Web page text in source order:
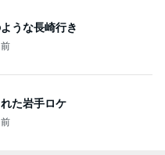
うな長崎行き
た岩手ロケ